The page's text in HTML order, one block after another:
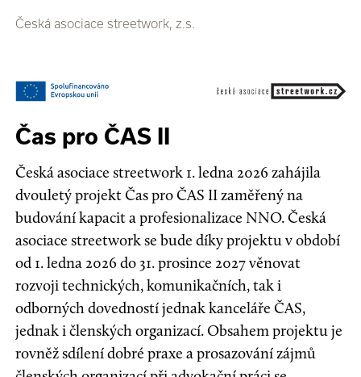
Česká asociace streetwork, z.s.
Čas pro ČAS II
Česká asociace streetwork 1. ledna 2026 zahájila
dvouletý projekt Čas pro ČAS II zaměřený na
budování kapacit a profesionalizace NNO. Česká
asociace streetwork se bude díky projektu v období
od 1. ledna 2026 do 31. prosince 2027 věnovat
rozvoji technických, komunikačních, tak i
odborných dovedností jednak kanceláře ČAS,
jednak i členských organizací. Obsahem projektu je
rovněž sdílení dobré praxe a prosazování zájmů